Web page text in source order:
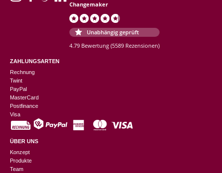
Changemaker
Unabhängig geprüft
4.79 Bewertung (5589 Rezensionen)
ZAHLUNGSARTEN
Rechnung
Twint
PayPal
MasterCard
Postfinance
Visa
ÜBER UNS
Konzept
Produkte
Team